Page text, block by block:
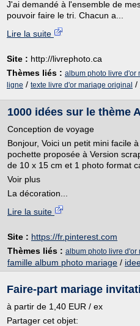
J'ai demandé à l'ensemble de
pouvoir faire le tri. Chacun a...
Lire la suite
Site : http://livrephoto.ca
Thèmes liés : album photo livre d'or
ligne / texte livre d'or mariage original /
1000 idées sur le thème
Conception de voyage
Bonjour, Voici un petit mini facile
pochette proposée à Version
de 10 x 15 cm et 1 photo format
Voir plus
La décoration...
Lire la suite
Site : https://fr.pinterest.com
Thèmes liés : album photo livre d'or
famille album photo mariage /
Faire-part mariage
à partir de 1,40 EUR / ex
Partager cet objet: